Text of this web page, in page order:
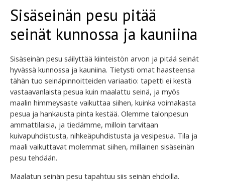
Sisäseinän pesu pitää
seinät kunnossa ja kauniina
Sisäseinän pesu säilyttää kiinteistön arvon ja pitää seinät
hyvässä kunnossa ja kauniina. Tietysti omat haasteensa
tähän tuo seinäpinnoitteiden variaatio: tapetti ei kestä
vastaavanlaista pesua kuin maalattu seinä, ja myös
maalin himmeysaste vaikuttaa siihen, kuinka voimakasta
pesua ja hankausta pinta kestää. Olemme talonpesun
ammattilaisia, ja tiedämme, milloin tarvitaan
kuivapuhdistusta, nihkeäpuhdistusta ja vesipesua. Tila ja
maali vaikuttavat molemmat siihen, millainen sisäseinän
pesu tehdään.
Maalatun seinän pesu tapahtuu siis seinän ehdoilla.